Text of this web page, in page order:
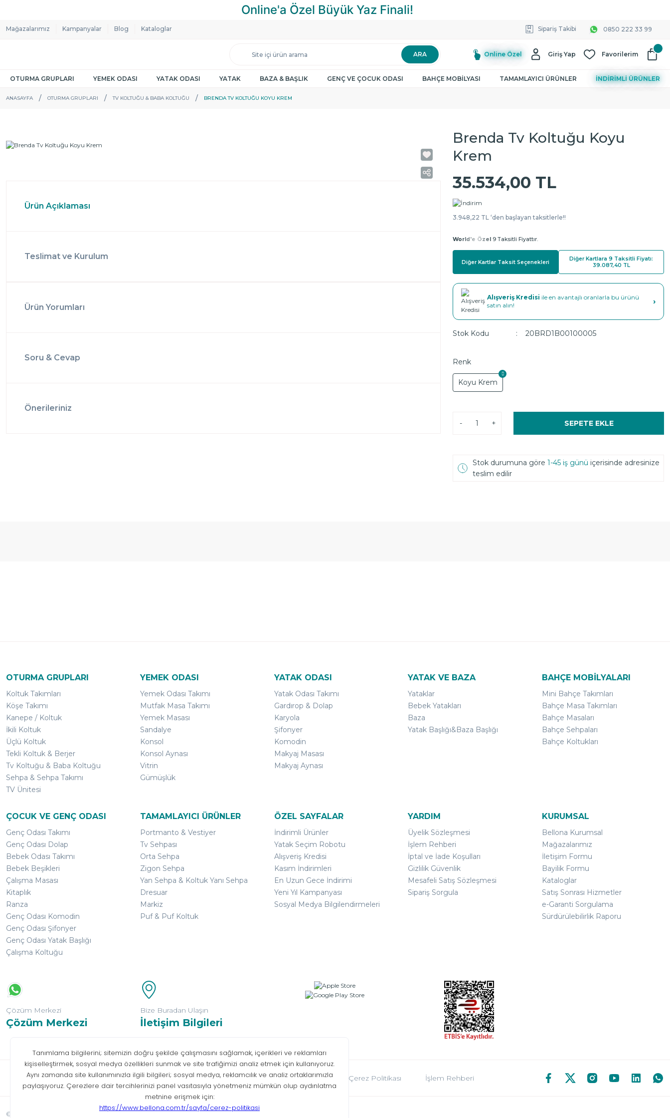
Mağazalarımız Kampanyalar Blog Kataloglar Sipariş Takibi 0850 222 33 99
ARA Online Özel Giriş Yap Favorilerim
OTURMA GRUPLARI YEMEK ODASI YATAK ODASI YATAK BAZA & BAŞLIK GENÇ VE ÇOCUK ODASI BAHÇE MOBİLYASI TAMAMLAYICI ÜRÜNLER İNDİRİMLİ ÜRÜNLER
ANASAYFA OTURMA GRUPLARI TV KOLTUĞU & BABA KOLTUĞU BRENDA TV KOLTUĞU KOYU KREM
Ürün Açıklaması
Teslimat ve Kurulum
Ürün Yorumları
Soru & Cevap
Önerileriniz
Brenda Tv Koltuğu Koyu
Krem
35.534,00 TL
3.948,22 TL ‘den başlayan taksitlerle!!
World'e Özel 9 Taksitli Fiyattır.
Diğer Kartlar Taksit Seçenekleri
Diğer Kartlara 9 Taksitli Fiyatı:
39.087,40 TL
Alışveriş Kredisi ile en avantajlı oranlarla bu ürünü
satın alın!
›
Stok Kodu 20BRD1B00100005
Renk
Koyu Krem
- + SEPETE EKLE
Stok durumuna göre 1-45 iş günü içerisinde adresinize
teslim edilir
OTURMA GRUPLARI
Koltuk Takımları
Köşe Takımı
Kanepe / Koltuk
İkili Koltuk
Üçlü Koltuk
Tekli Koltuk & Berjer
Tv Koltuğu & Baba Koltuğu
Sehpa & Sehpa Takımı
TV Ünitesi
YEMEK ODASI
Yemek Odası Takımı
Mutfak Masa Takımı
Yemek Masası
Sandalye
Konsol
Konsol Aynası
Vitrin
Gümüşlük
YATAK ODASI
Yatak Odası Takımı
Gardırop & Dolap
Karyola
Şifonyer
Komodin
Makyaj Masası
Makyaj Aynası
YATAK VE BAZA
Yataklar
Bebek Yatakları
Baza
Yatak Başlığı&Baza Başlığı
BAHÇE MOBİLYALARI
Mini Bahçe Takımları
Bahçe Masa Takımları
Bahçe Masaları
Bahçe Sehpaları
Bahçe Koltukları
ÇOCUK VE GENÇ ODASI
Genç Odası Takımı
Genç Odası Dolap
Bebek Odası Takımı
Bebek Beşikleri
Çalışma Masası
Kitaplık
Ranza
Genç Odası Komodin
Genç Odası Şifonyer
Genç Odası Yatak Başlığı
Çalışma Koltuğu
TAMAMLAYICI ÜRÜNLER
Portmanto & Vestiyer
Tv Sehpası
Orta Sehpa
Zigon Sehpa
Yan Sehpa & Koltuk Yanı Sehpa
Dresuar
Markiz
Puf & Puf Koltuk
ÖZEL SAYFALAR
İndirimli Ürünler
Yatak Seçim Robotu
Alışveriş Kredisi
Kasım İndirimleri
En Uzun Gece İndirimi
Yeni Yıl Kampanyası
Sosyal Medya Bilgilendirmeleri
YARDIM
Üyelik Sözleşmesi
İşlem Rehberi
İptal ve İade Koşulları
Gizlilik Güvenlik
Mesafeli Satış Sözleşmesi
Sipariş Sorgula
KURUMSAL
Bellona Kurumsal
Mağazalarımız
İletişim Formu
Bayilik Formu
Kataloglar
Satış Sonrası Hizmetler
e-Garanti Sorgulama
Sürdürülebilirlik Raporu
Çözüm Merkezi
Çözüm Merkezi
Bize Buradan Ulaşın
İletişim Bilgileri
Bilgi Toplumu Hizmetleri KVKK Çerez Politikası İşlem Rehberi
© Tüm hakları saklıdır. Bellona 2026